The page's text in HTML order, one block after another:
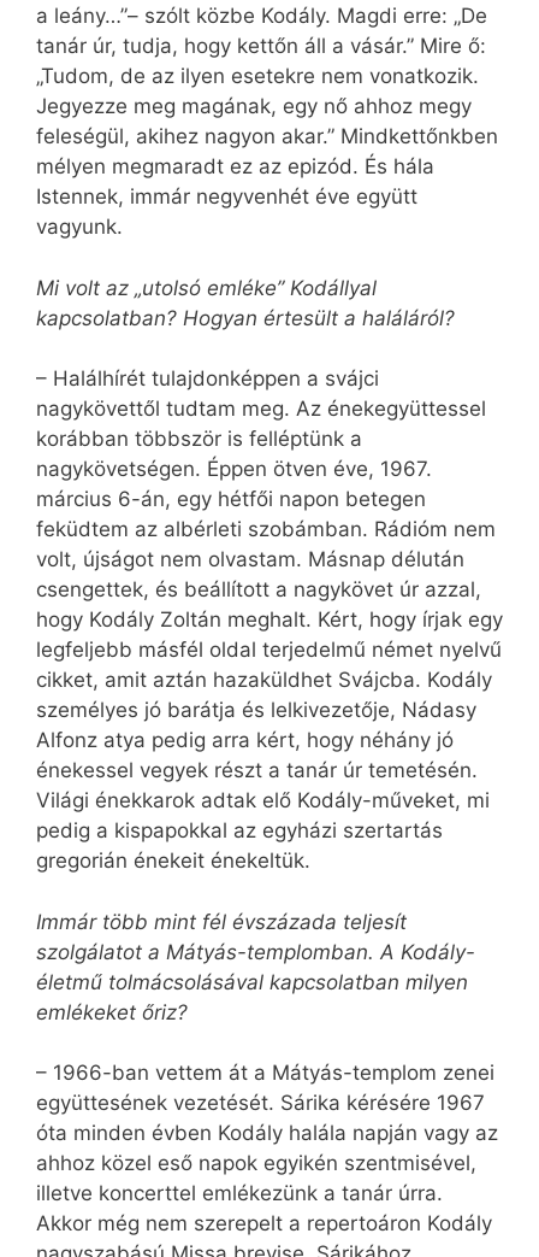
a leány…”– szólt közbe Kodály. Magdi erre: „De
tanár úr, tudja, hogy kettőn áll a vásár.” Mire ő:
„Tudom, de az ilyen esetekre nem vonatkozik.
Jegyezze meg magának, egy nő ahhoz megy
feleségül, akihez nagyon akar.” Mindkettőnkben
mélyen megmaradt ez az epizód. És hála
Istennek, immár negyvenhét éve együtt
vagyunk.
Mi volt az „utolsó emléke” Kodállyal
kapcsolatban? Hogyan értesült a haláláról?
– Halálhírét tulajdonképpen a svájci
nagykövettől tudtam meg. Az énekegyüttessel
korábban többször is felléptünk a
nagykövetségen. Éppen ötven éve, 1967.
március 6-án, egy hétfői napon betegen
feküdtem az albérleti szobámban. Rádióm nem
volt, újságot nem olvastam. Másnap délután
csengettek, és beállított a nagykövet úr azzal,
hogy Kodály Zoltán meghalt. Kért, hogy írjak egy
legfeljebb másfél oldal terjedelmű német nyelvű
cikket, amit aztán hazaküldhet Svájcba. Kodály
személyes jó barátja és lelkivezetője, Nádasy
Alfonz atya pedig arra kért, hogy néhány jó
énekessel vegyek részt a tanár úr temetésén.
Világi énekkarok adtak elő Kodály-műveket, mi
pedig a kispapokkal az egyházi szertartás
gregorián énekeit énekeltük.
Immár több mint fél évszázada teljesít
szolgálatot a Mátyás-templomban. A Kodály-
életmű tolmácsolásával kapcsolatban milyen
emlékeket őriz?
– 1966-ban vettem át a Mátyás-templom zenei
együttesének vezetését. Sárika kérésére 1967
óta minden évben Kodály halála napján vagy az
ahhoz közel eső napok egyikén szentmisével,
illetve koncerttel emlékezünk a tanár úrra.
Akkor még nem szerepelt a repertoáron Kodály